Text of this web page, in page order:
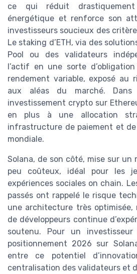
ce qui réduit drastiquement
énergétique et renforce son
investisseurs soucieux des
Le staking d’ETH, via des
Pool ou des validateurs
l’actif en une sorte
rendement variable, exposé au
aux aléas du marché.
investissement crypto sur
en plus à une allocation
infrastructure de paiement et
mondiale.
Solana, de son côté, mise sur un
peu coûteux, idéal pour les
expériences sociales on chain.
passés ont rappelé le risque
une architecture très optimisée,
de développeurs continue
soutenu. Pour un investisseur
positionnement 2026 sur
entre ce potentiel
centralisation des validateurs et